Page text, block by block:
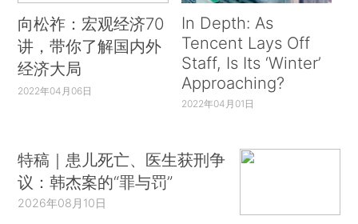
向松祚：宏观经济70
讲，带你了解国内外
经济大局
2022年04月06日
In Depth: As
Tencent Lays Off
Staff, Is Its ‘Winter’
Approaching?
2022年04月01日
特稿｜患儿死亡、医生获刑争
议：韩杰案的“罪与罚”
2026年08月10日